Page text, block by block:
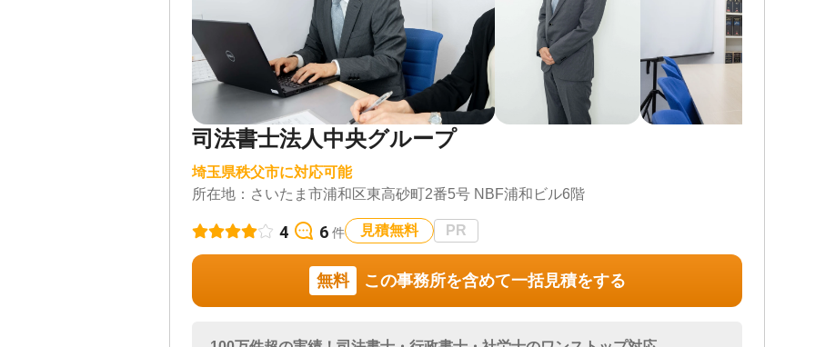
司法書士法人中央グループ
埼玉県秩父市に対応可能
所在地： さいたま市浦和区東高砂町2番5号 NBF浦和ビル6階
4 6 件 見積無料 PR
無料 この事務所を含めて一括見積をする